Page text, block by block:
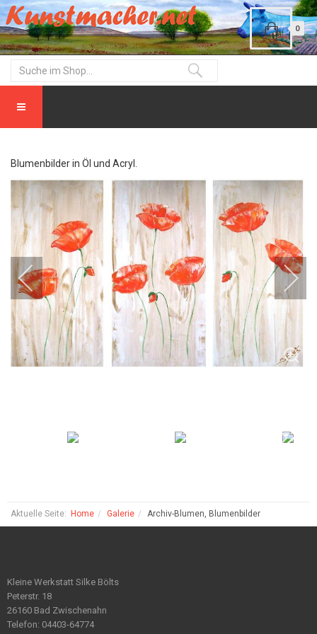
0
Blumenbilder in Öl und Acryl.
Aktuelle Seite: Home Galerie Archiv-Blumen, Blumenbilder
Kleine Werkstatt Silke Bölts
Peterstr. 18
26160 Bad Zwischenahn
Telefon: 04403-64774